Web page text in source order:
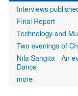
Interviews
Final Report
Technology and
Two evenings of
Nīla Saṅgīta - An
Dance
more